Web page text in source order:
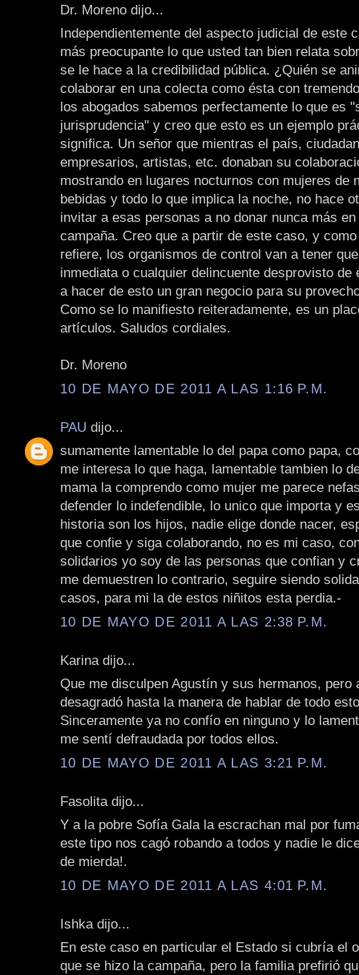
Dr. Moreno dijo...
Independientemente del aspecto judicial de este
más preocupante lo que usted tan bien relata
se le hace a la credibilidad pública. ¿Quién se
colaborar en una colecta como ésta con
los abogados sabemos perfectamente lo que es
jurisprudencia" y creo que esto es un ejemplo
significa. Un señor que mientras el país,
empresarios, artistas, etc. donaban su
mostrando en lugares nocturnos con mujeres de
bebidas y todo lo que implica la noche, no hace
invitar a esas personas a no donar nunca más
campaña. Creo que a partir de este caso, y
refiere, los organismos de control van a tener
inmediata o cualquier delincuente desprovisto de
a hacer de esto un gran negocio para su
Como se lo manifiesto reiteradamente, es un
artículos. Saludos cordiales.
Dr. Moreno
10 DE MAYO DE 2011 A LAS 1:16 P.M.
PAU dijo...
sumamente lamentable lo del papa como papa,
me interesa lo que haga, lamentable tambien lo
mama la comprendo como mujer me parece
defender lo indefendible, lo unico que importa y
historia son los hijos, nadie elige donde nacer,
que confie y siga colaborando, no es mi caso,
solidarios yo soy de las personas que confian y
me demuestren lo contrario, seguire siendo
casos, para mi la de estos niñitos esta perdia.-
10 DE MAYO DE 2011 A LAS 2:38 P.M.
Karina dijo...
Que me disculpen Agustín y sus hermanos, pero
desagradó hasta la manera de hablar de todo
Sinceramente ya no confío en ninguno y lo
me sentí defraudada por todos ellos.
10 DE MAYO DE 2011 A LAS 3:21 P.M.
Fasolita dijo...
Y a la pobre Sofía Gala la escrachan mal por
este tipo nos cagó robando a todos y nadie le
de mierda!.
10 DE MAYO DE 2011 A LAS 4:01 P.M.
Ishka dijo...
En este caso en particular el Estado si cubría el
que se hizo la campaña, pero la familia prefirió